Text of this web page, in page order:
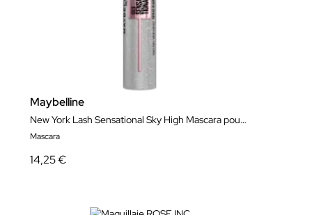
Maybelline
New York Lash Sensational Sky High Mascara pour les cils
Mascara
14,25 €